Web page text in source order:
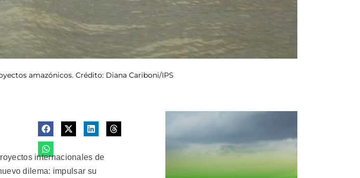
amazónicos. Crédito: Diana Cariboni/IPS
internacionales de
dilema: impulsar su